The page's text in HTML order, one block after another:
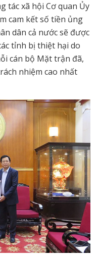
tác xã hội Cơ quan Ủy
cam kết số tiền ủng
dân cả nước sẽ được
tỉnh bị thiệt hại do
cán bộ Mặt trận đã,
nhiệm cao nhất